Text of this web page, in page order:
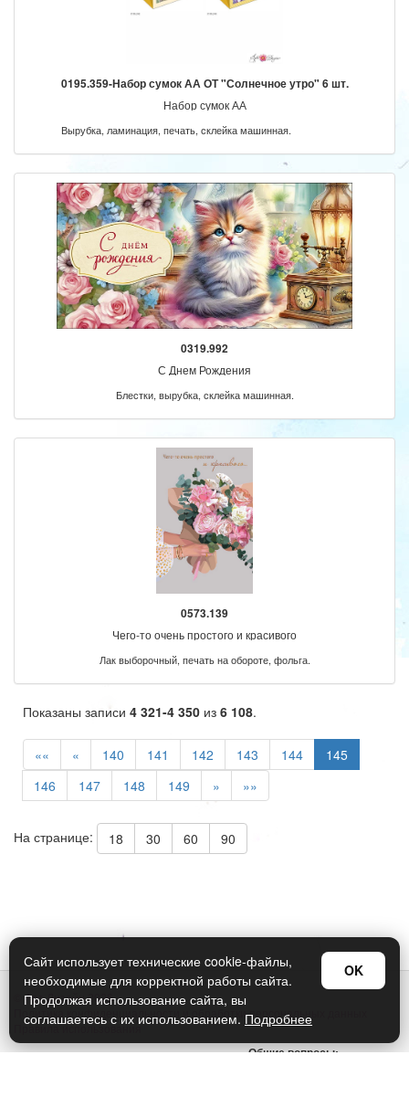
0195.359-Набор сумок АА ОТ "Солнечное утро" 6 шт.
Набор сумок АА
Вырубка, ламинация, печать, склейка машинная.
0319.992
С Днем Рождения
Блестки, вырубка, склейка машинная.
0573.139
Чего-то очень простого и красивого
Лак выборочный, печать на обороте, фольга.
Показаны записи 4 321-4 350 из 6 108.
«« « 140 141 142 143 144
145
146
147 148 149 » »»
На странице: 18 30 60 90
© Арт Дизайн 2026
Политика конфиденциальности и обработки персональных данных
Правила использования
Общие вопросы:
Сайт использует технические cookie-файлы,
необходимые для корректной работы сайта.
Продолжая использование сайта, вы
соглашаетесь с их использованием. Подробнее
OK